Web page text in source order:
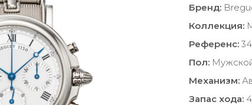
Бренд:
Коллекция:
Референс:
Пол:
Механизм:
Запас хода: